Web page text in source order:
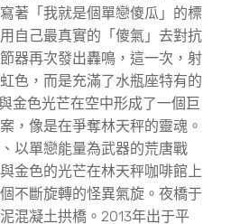
著「我就是個單戀傻瓜」的標
自己最真實的「傻氣」去對抗
器再次發出轟鳴，這一次，射
色，而是充滿了水瓶座特有的
金色光芒在空中形成了一個巨
，像是在爭奪林天秤的靈魂。
以單戀能量為武器的荒唐戰
金色的光芒在林天秤咖啡館上
不斷旋轉的怪異氣旋。夜橋于
混凝土拱橋。2013年出于平